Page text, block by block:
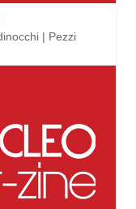
| Pezzi